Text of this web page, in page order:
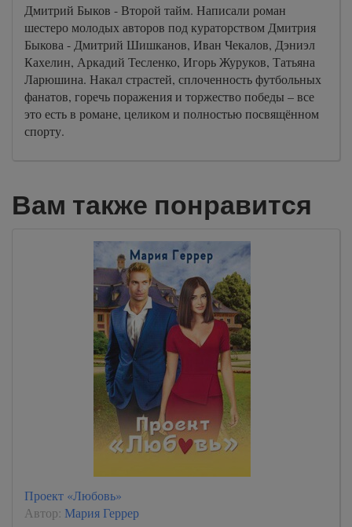
Дмитрий Быков - Второй тайм. Написали роман
шестеро молодых авторов под кураторством Дмитрия
Быкова - Дмитрий Шишканов, Иван Чекалов, Дэниэл
Кахелин, Аркадий Тесленко, Игорь Журуков, Татьяна
Ларюшина. Накал страстей, сплоченность футбольных
фанатов, горечь поражения и торжество победы – все
это есть в романе, целиком и полностью посвящённом
спорту.
Вам также понравится
Проект «Любовь»
Автор: Мария Геррер